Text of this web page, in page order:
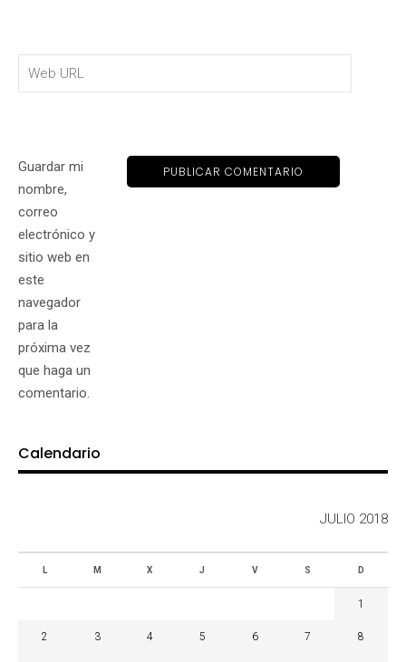
Guardar mi
nombre,
correo
electrónico y
sitio web en
este
navegador
para la
próxima vez
que haga un
comentario.
Calendario
JULIO 2018
L M X J V S D
1
2 3 4 5 6 7 8